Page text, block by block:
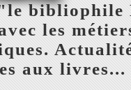
bibliophile
les
aux livres...